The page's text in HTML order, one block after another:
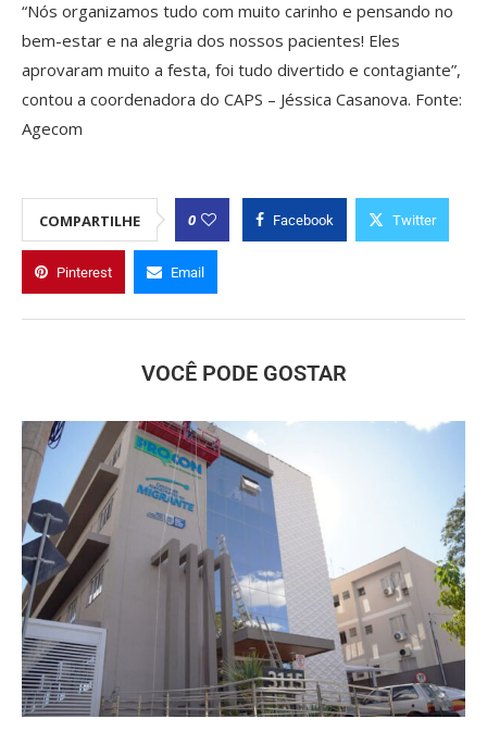
“Nós organizamos tudo com muito carinho e pensando no
bem-estar e na alegria dos nossos pacientes! Eles
aprovaram muito a festa, foi tudo divertido e contagiante”,
contou a coordenadora do CAPS – Jéssica Casanova. Fonte:
Agecom
COMPARTILHE 0 Facebook Twitter
Pinterest Email
VOCÊ PODE GOSTAR